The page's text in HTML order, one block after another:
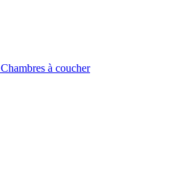
Chambres à coucher